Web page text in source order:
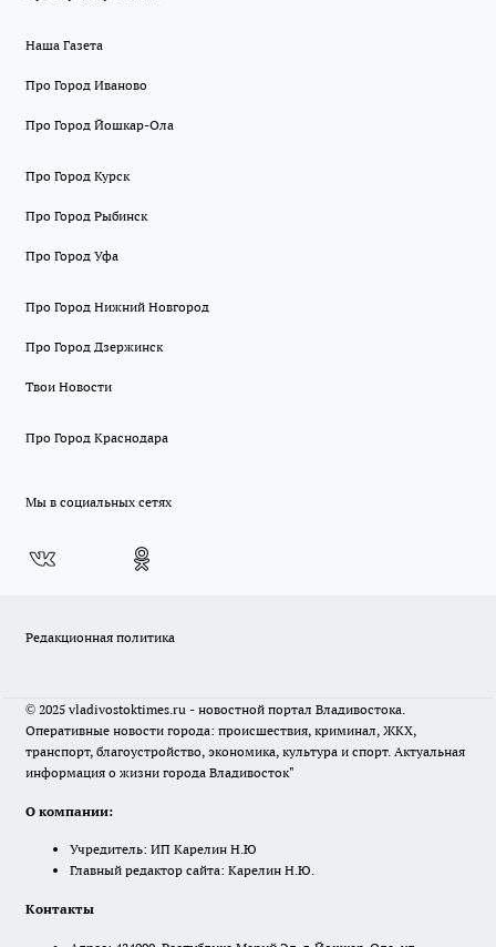
Наша Газета
Про Город Иваново
Про Город Йошкар-Ола
Про Город Курск
Про Город Рыбинск
Про Город Уфа
Про Город Нижний Новгород
Про Город Дзержинск
Твои Новости
Про Город Краснодара
Мы в социальных сетях
Редакционная политика
© 2025 vladivostoktimes.ru - новостной портал Владивостока.
Оперативные новости города: происшествия, криминал, ЖКХ,
транспорт, благоустройство, экономика, культура и спорт. Актуальная
информация о жизни города Владивосток"
О компании:
Учредитель: ИП Карелин Н.Ю
Главный редактор сайта: Карелин Н.Ю.
Контакты